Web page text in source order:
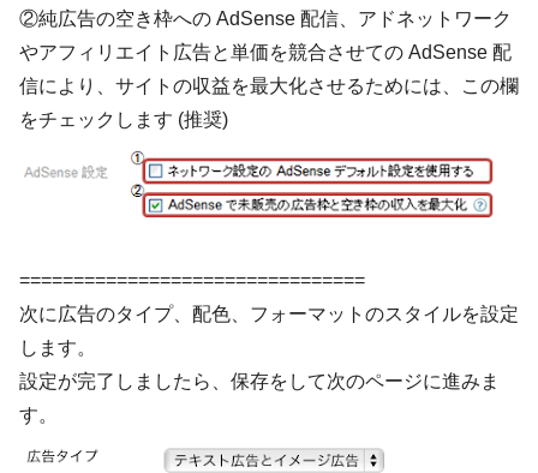
②純広告の空き枠への AdSense 配信、アドネットワーク
やアフィリエイト広告と単価を競合させての AdSense 配
信により、サイトの収益を最大化させるためには、この欄
をチェックします (推奨)
================================
次に広告のタイプ、配色、フォーマットのスタイルを設定
します。
設定が完了しましたら、保存をして次のページに進みま
す。